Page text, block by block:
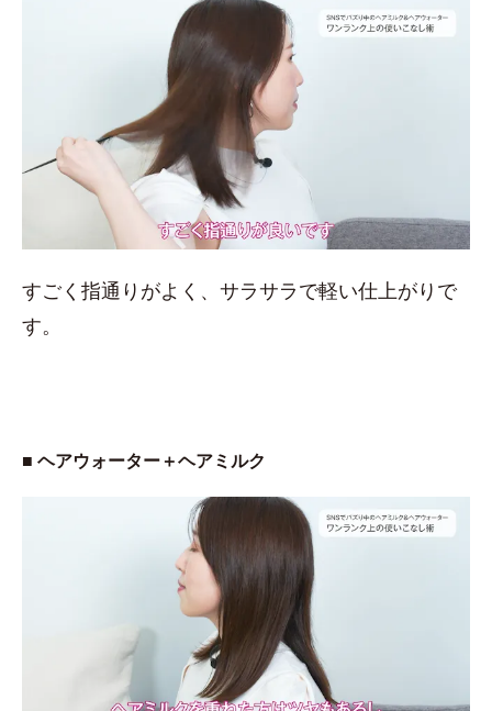
すごく指通りがよく、サラサラで軽い仕上がりで
す。
■ ヘアウォーター＋ヘアミルク